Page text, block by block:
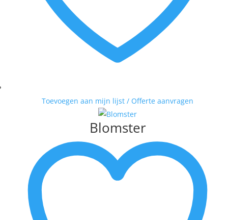
Toevoegen aan mijn lijst / Offerte aanvragen
Blomster